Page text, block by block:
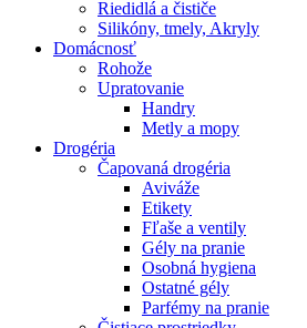
Riedidlá a čističe
Silikóny, tmely, Akryly
Domácnosť
Rohože
Upratovanie
Handry
Metly a mopy
Drogéria
Čapovaná drogéria
Aviváže
Etikety
Fľaše a ventily
Gély na pranie
Osobná hygiena
Ostatné gély
Parfémy na pranie